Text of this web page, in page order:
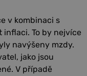
v kombinaci s
To by nejvíce
navýšeny mzdy.
jako jsou
V případě